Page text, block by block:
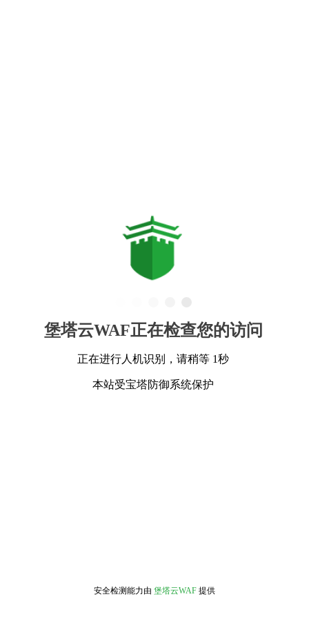
堡塔云WAF正在检查您的访问
正在进行人机识别，请稍等 1秒
本站受宝塔防御系统保护
安全检测能力由 堡塔云WAF 提供